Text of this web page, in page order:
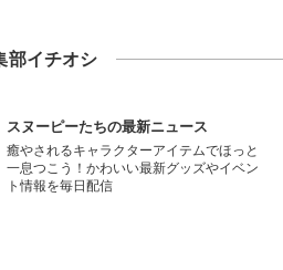
部イチオシ
スヌーピーたちの最新ニュース
癒やされるキャラクターアイテムでほっと
一息つこう！かわいい最新グッズやイベン
ト情報を毎日配信